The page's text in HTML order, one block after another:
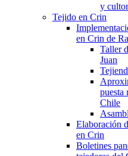
y
Tejido en Crin
en Crin de
Taller
Juan
puesta
Chile
Elaboración
en Crin
Boletines